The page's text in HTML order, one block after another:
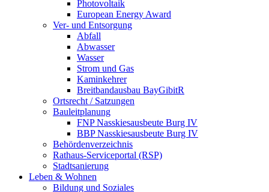
Photovoltaik
European Energy Award
Ver- und Entsorgung
Abfall
Abwasser
Wasser
Strom und Gas
Kaminkehrer
Breitbandausbau BayGibitR
Ortsrecht / Satzungen
Bauleitplanung
FNP Nasskiesausbeute Burg IV
BBP Nasskiesausbeute Burg IV
Behördenverzeichnis
Rathaus-Serviceportal (RSP)
Stadtsanierung
Leben & Wohnen
Bildung und Soziales